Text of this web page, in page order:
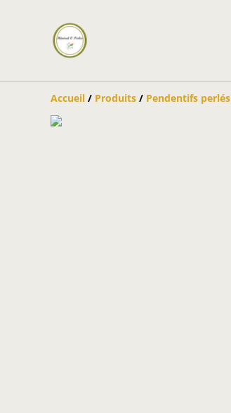
Accueil / Produits / Pendentifs perlés